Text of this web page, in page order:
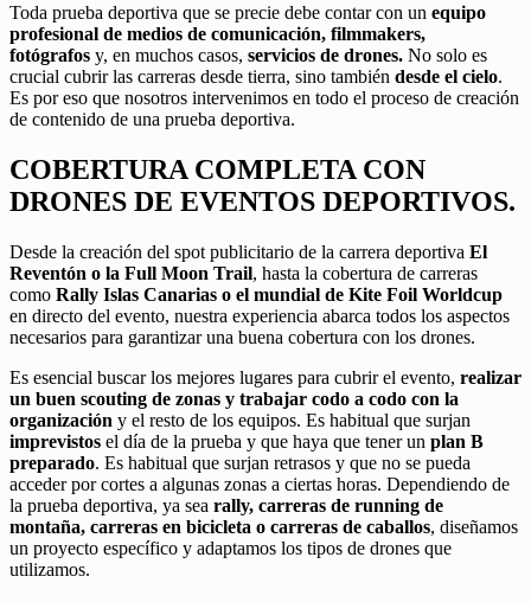
Toda prueba deportiva que se precie debe contar con un equipo
profesional de medios de comunicación, filmmakers,
fotógrafos y, en muchos casos, servicios de drones. No solo es
crucial cubrir las carreras desde tierra, sino también desde el cielo.
Es por eso que nosotros intervenimos en todo el proceso de creación
de contenido de una prueba deportiva.
COBERTURA COMPLETA CON
DRONES DE EVENTOS DEPORTIVOS.
Desde la creación del spot publicitario de la carrera deportiva El
Reventón o la Full Moon Trail, hasta la cobertura de carreras
como Rally Islas Canarias o el mundial de Kite Foil Worldcup
en directo del evento, nuestra experiencia abarca todos los aspectos
necesarios para garantizar una buena cobertura con los drones.
Es esencial buscar los mejores lugares para cubrir el evento, realizar
un buen scouting de zonas y trabajar codo a codo con la
organización y el resto de los equipos. Es habitual que surjan
imprevistos el día de la prueba y que haya que tener un plan B
preparado. Es habitual que surjan retrasos y que no se pueda
acceder por cortes a algunas zonas a ciertas horas. Dependiendo de
la prueba deportiva, ya sea rally, carreras de running de
montaña, carreras en bicicleta o carreras de caballos, diseñamos
un proyecto específico y adaptamos los tipos de drones que
utilizamos.